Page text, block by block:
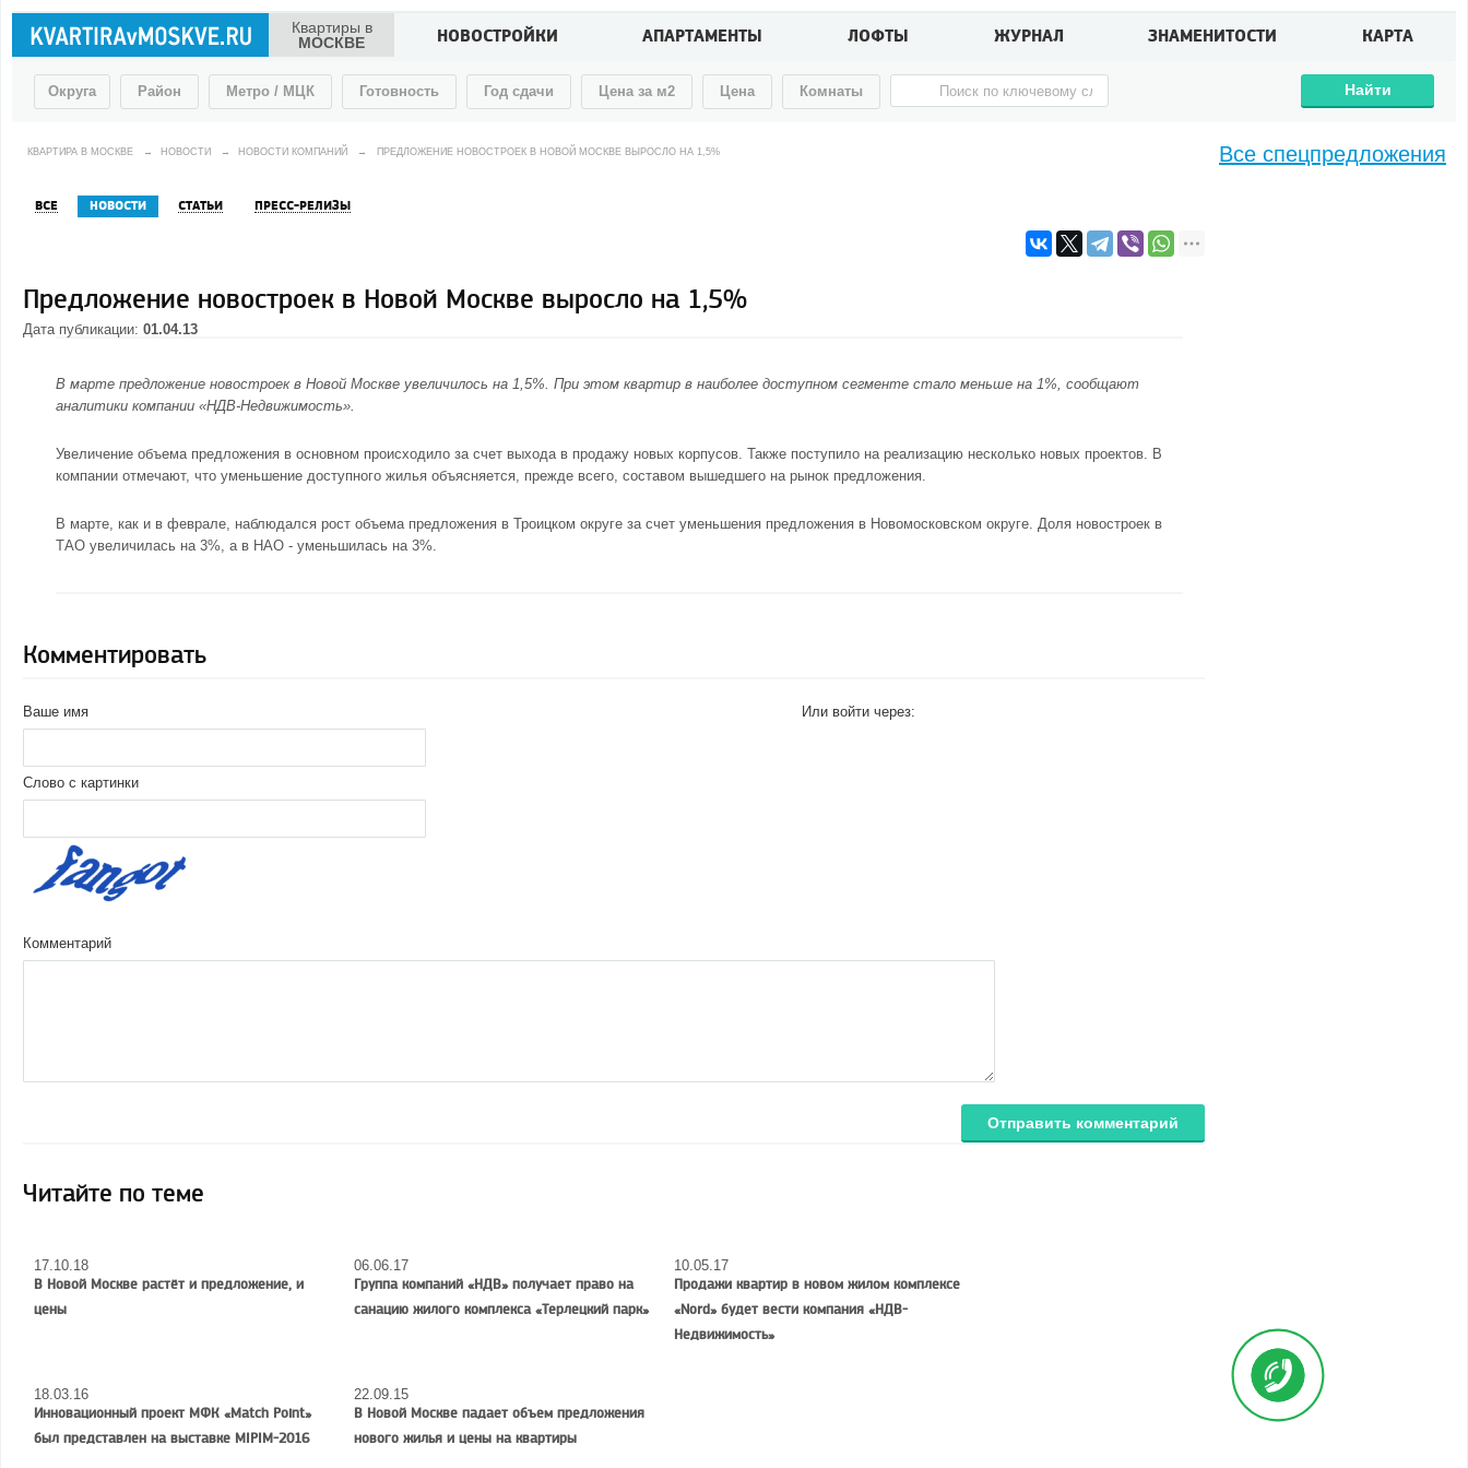
Квартиры в
МОСКВЕ
НОВОСТРОЙКИ АПАРТАМЕНТЫ ЛОФТЫ ЖУРНАЛ ЗНАМЕНИТОСТИ КАРТА
Округа Район Метро / МЦК Готовность Год сдачи Цена за м2 Цена Комнаты Найти
КВАРТИРА В МОСКВЕ → НОВОСТИ → НОВОСТИ КОМПАНИЙ → ПРЕДЛОЖЕНИЕ НОВОСТРОЕК В НОВОЙ МОСКВЕ ВЫРОСЛО НА 1,5%
ВСЕ НОВОСТИ СТАТЬИ ПРЕСС-РЕЛИЗЫ
Предложение новостроек в Новой Москве выросло на 1,5%
Дата публикации: 01.04.13
В марте предложение новостроек в Новой Москве увеличилось на 1,5%. При этом квартир в наиболее доступном сегменте стало меньше на 1%, сообщают
аналитики компании «НДВ-Недвижимость».
Увеличение объема предложения в основном происходило за счет выхода в продажу новых корпусов. Также поступило на реализацию несколько новых проектов. В
компании отмечают, что уменьшение доступного жилья объясняется, прежде всего, составом вышедшего на рынок предложения.
В марте, как и в феврале, наблюдался рост объема предложения в Троицком округе за счет уменьшения предложения в Новомосковском округе. Доля новостроек в
ТАО увеличилась на 3%, а в НАО - уменьшилась на 3%.
Комментировать
Ваше имя
Слово с картинки
Или войти через:
Комментарий
Отправить комментарий
Читайте по теме
17.10.18
В Новой Москве растёт и предложение, и
цены
06.06.17
Группа компаний «НДВ» получает право на
санацию жилого комплекса «Терлецкий парк»
10.05.17
Продажи квартир в новом жилом комплексе
«Nord» будет вести компания «НДВ-
Недвижимость»
18.03.16
Инновационный проект МФК «Match Point»
был представлен на выставке MIPIM-2016
22.09.15
В Новой Москве падает объем предложения
нового жилья и цены на квартиры
Все спецпредложения